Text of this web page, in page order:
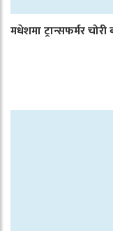
मधेशमा ट्रान्सफर्मर